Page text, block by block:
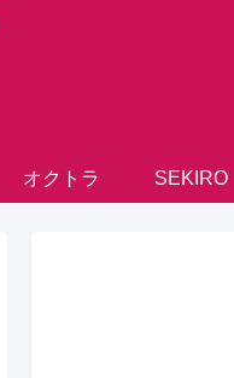
オクトラ SEKIRO